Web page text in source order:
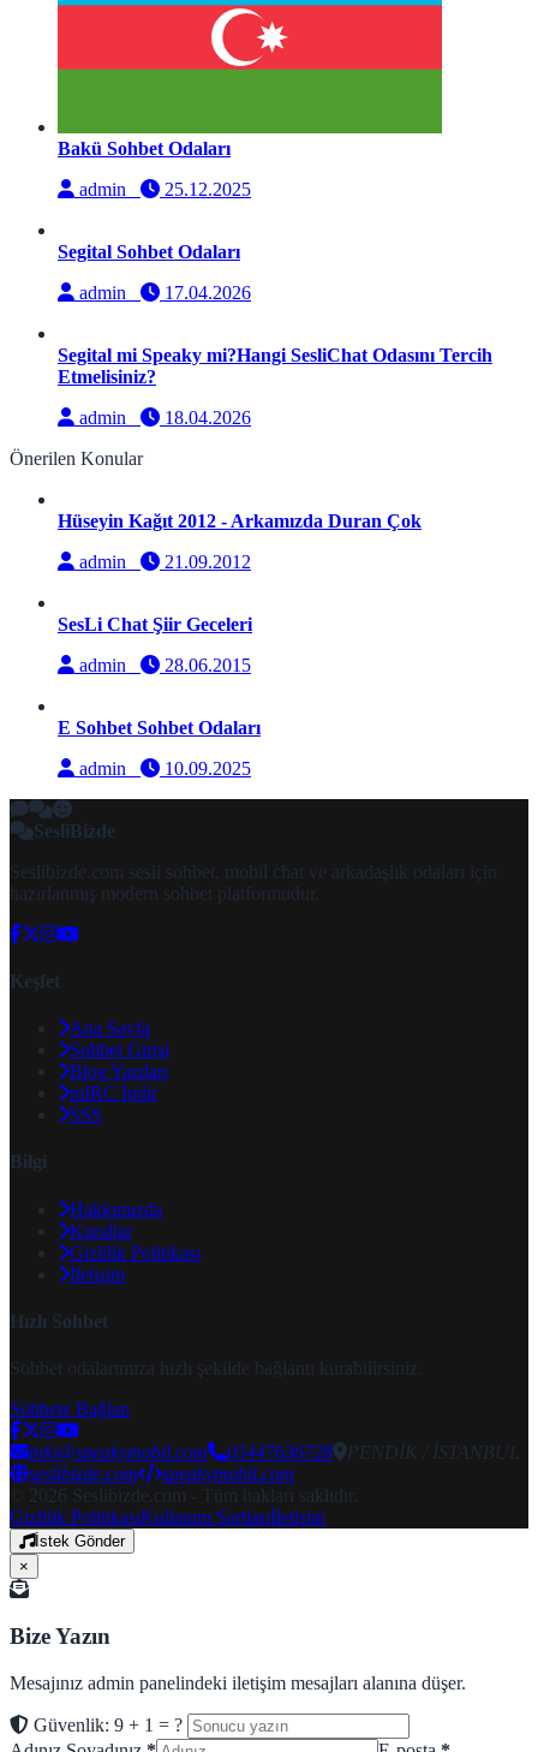
Bakü Sohbet Odaları
admin
25.12.2025
Segital Sohbet Odaları
admin
17.04.2026
Segital mi Speaky mi?Hangi SesliChat Odasını Tercih
Etmelisiniz?
admin
18.04.2026
Önerilen Konular
Hüseyin Kağıt 2012 - Arkamızda Duran Çok
admin
21.09.2012
SesLi Chat Şiir Geceleri
admin
28.06.2015
E Sohbet Sohbet Odaları
admin
10.09.2025
SesliBizde
Seslibizde.com sesli sohbet, mobil chat ve arkadaşlık odaları için
hazırlanmış modern sohbet platformudur.
Keşfet
Ana Sayfa
Sohbet Girişi
Blog Yazıları
mIRC İndir
SSS
Bilgi
Hakkımızda
Kurallar
Gizlilik Politikası
İletişim
Hızlı Sohbet
Sohbet odalarımıza hızlı şekilde bağlantı kurabilirsiniz.
Sohbete Bağlan
info@speakymobil.com 05447636728
PENDİK / İSTANBUL
seslibizde.com
speakymobil.com
© 2026 Seslibizde.com - Tüm hakları saklıdır.
Gizlilik PolitikasıKullanım Şartlarıİletişim
İstek Gönder
×
Bize Yazın
Mesajınız admin panelindeki iletişim mesajları alanına düşer.
Güvenlik: 9 + 1 = ?